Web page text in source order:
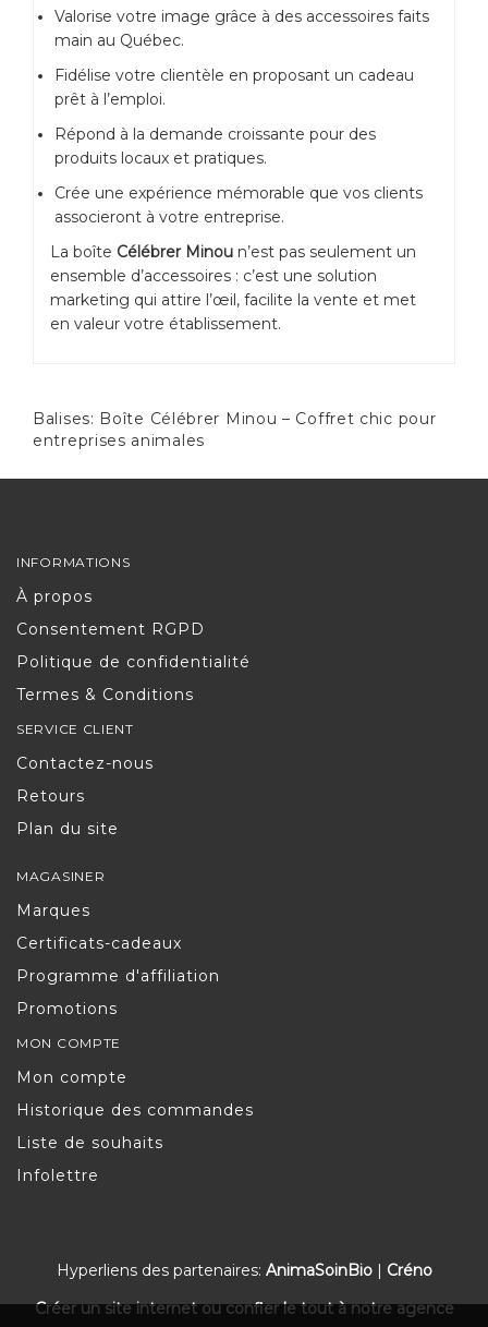
Valorise votre image grâce à des accessoires faits
main au Québec.
Fidélise votre clientèle en proposant un cadeau
prêt à l’emploi.
Répond à la demande croissante pour des
produits locaux et pratiques.
Crée une expérience mémorable que vos clients
associeront à votre entreprise.
La boîte Célébrer Minou n’est pas seulement un
ensemble d’accessoires : c’est une solution
marketing qui attire l’œil, facilite la vente et met
en valeur votre établissement.
Balises: Boîte Célébrer Minou – Coffret chic pour
entreprises animales
INFORMATIONS
À propos
Consentement RGPD
Politique de confidentialité
Termes & Conditions
SERVICE CLIENT
Contactez-nous
Retours
Plan du site
MAGASINER
Marques
Certificats-cadeaux
Programme d'affiliation
Promotions
MON COMPTE
Mon compte
Historique des commandes
Liste de souhaits
Infolettre
Hyperliens des partenaires: AnimaSoinBio| Créno
Créer un site internet ou confier le tout à notre agence